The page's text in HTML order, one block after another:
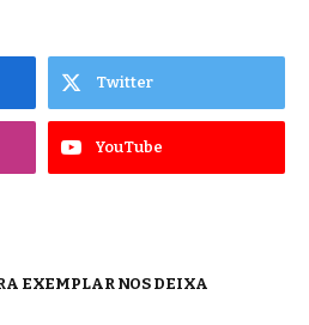
Twitter
YouTube
EXEMPLAR NOS DEIXA